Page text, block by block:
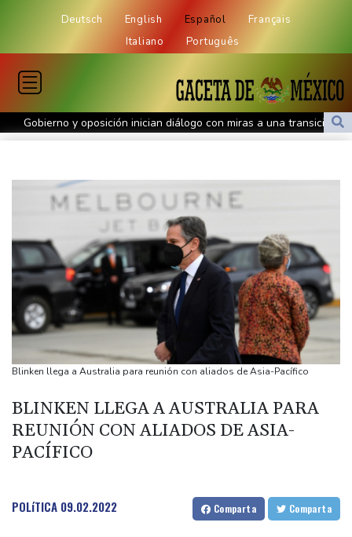
Deutsch English Español
Français
Italiano
Português
Gobierno y oposición inician diálogo con miras a una transición
política en Venezuela
El Real Madrid zanja las especulaciones y renueva a Vinícius
hasta 2032
Infantino bajo presión de la UEFA y la Conmebol
Yan Diomandé, la nueva joya del Real Madrid vale 160 millones
de dólares
Muere bajo arresto domiciliario en Venezuela un preso político de
origen uruguayo
El Real Madrid anuncia el fichaje del extremo marfileño Yan
Diomandé
El doloroso baile de cifras de desaparecidos en los sismos en
Venezuela
Un comité del Senado de EEUU declara en desacato al ex
Blinken llega a Australia para reunión con aliados de Asia-Pacífico
BLINKEN LLEGA A AUSTRALIA PARA
REUNIÓN CON ALIADOS DE ASIA-
PACÍFICO
POLíTICA 09.02.2022 Comparta Comparta